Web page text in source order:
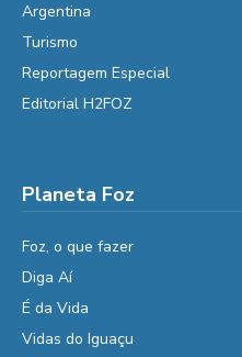
Argentina
Turismo
Reportagem Especial
Editorial H2FOZ
Planeta Foz
Foz, o que fazer
Diga Aí
É da Vida
Vidas do Iguaçu